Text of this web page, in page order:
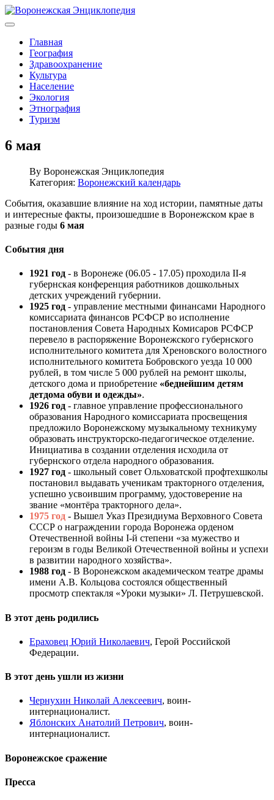
Главная
География
Здравоохранение
Культура
Население
Экология
Этнография
Туризм
6 мая
By Воронежская Энциклопедия
Категория: Воронежский календарь
События, оказавшие влияние на ход истории, памятные даты
и интересные факты, произошедшие в Воронежском крае в
разные годы 6 мая
События дня
1921 год - в Воронеже (06.05 - 17.05) проходила II-я
губернская конференция работников дошкольных
детских учреждений губернии.
1925 год - управление местными финансами Народного
комиссариата финансов РСФСР во исполнение
постановления Совета Народных Комисаров РСФСР
перевело в распоряжение Воронежского губернского
исполнительного комитета для Хреновского волостного
исполнительного комитета Бобровского уезда 10 000
рублей, в том числе 5 000 рублей на ремонт школы,
детского дома и приобретение «беднейшим детям
детдома обуви и одежды».
1926 год - главное управление профессионального
образования Народного комиссариата просвещения
предложило Воронежскому музыкальному техникуму
образовать инструкторско-педагогическое отделение.
Инициатива в создании отделения исходила от
губернского отдела народного образования.
1927 год - школьный совет Ольховатской профтехшколы
постановил выдавать ученикам тракторного отделения,
успешно усвоившим программу, удостоверение на
звание «монтёра тракторного дела».
1975 год - Вышел Указ Президиума Верховного Совета
СССР о награждении города Воронежа орденом
Отечественной войны I-й степени «за мужество и
героизм в годы Великой Отечественной войны и успехи
в развитии народного хозяйства».
1988 год - В Воронежском академическом театре драмы
имени А.В. Кольцова состоялся общественный
просмотр спектакля «Уроки музыки» Л. Петрушевской.
В этот день родились
Ераховец Юрий Николаевич, Герой Российской
Федерации.
В этот день ушли из жизни
Чернухин Николай Алексеевич, воин-
интернационалист.
Яблонских Анатолий Петрович, воин-
интернационалист.
Воронежское сражение
Пресса